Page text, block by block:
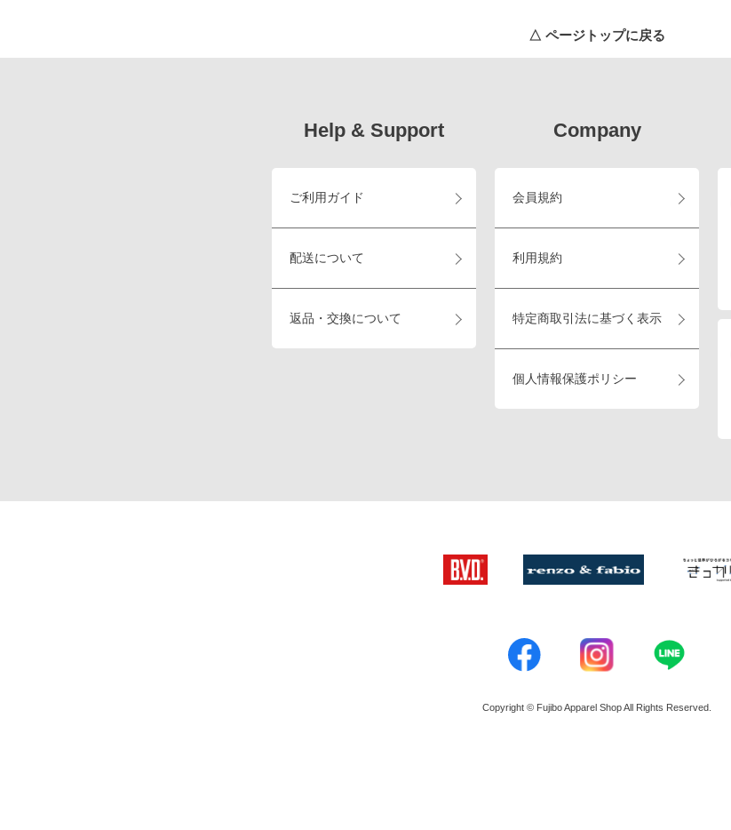
△ ページトップに戻る
Help & Support
ご利用ガイド
配送について
返品・交換について
Company
会員規約
利用規約
特定商取引法に基づく表示
個人情報保護ポリシー
Copyright © Fujibo Apparel Shop All Rights Reserved.